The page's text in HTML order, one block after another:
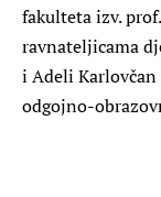
fakulteta izv.
ravnateljicama
i Adeli
odgojno-